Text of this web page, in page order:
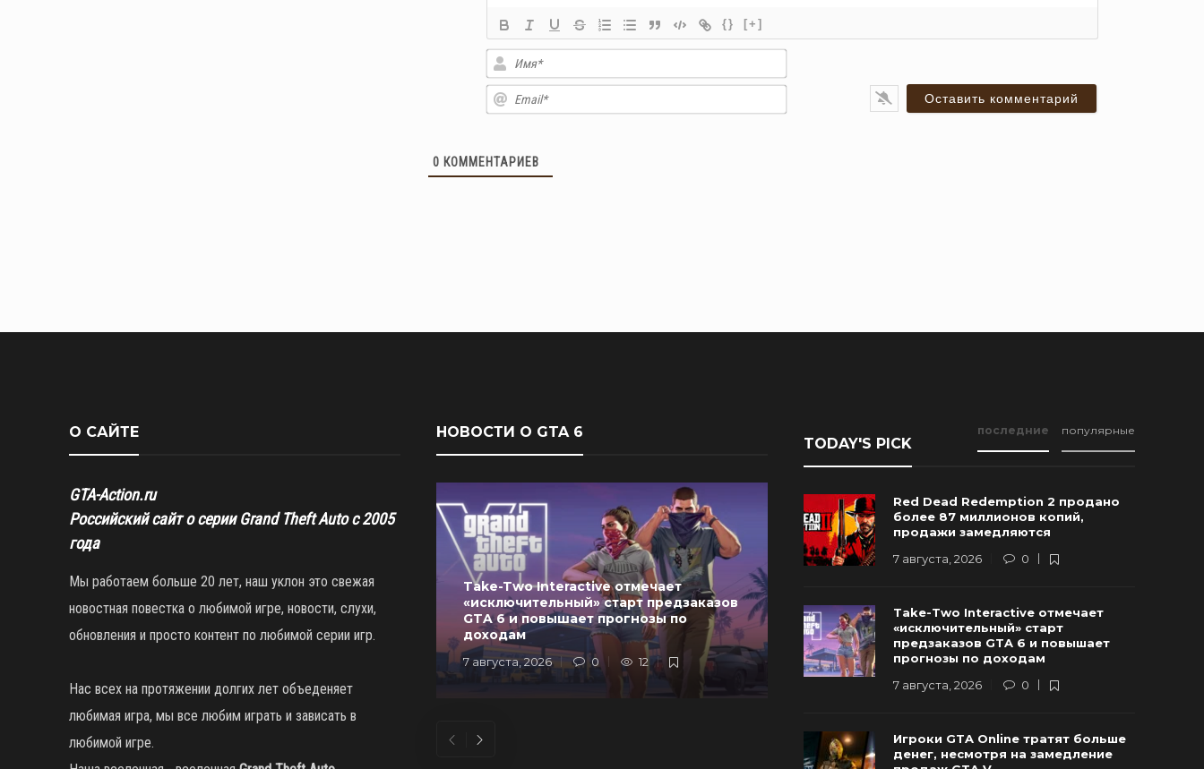
{} [+]
0 КОММЕНТАРИЕВ
О САЙТЕ
GTA-Action.ru
Российский сайт о серии Grand Theft Auto с 2005
года
Мы работаем больше 20 лет, наш уклон это свежая
новостная повестка о любимой игре, новости, слухи,
обновления и просто контент по любимой серии игр.
Нас всех на протяжении долгих лет объеденяет
любимая игра, мы все любим играть и зависать в
любимой игре.
НОВОСТИ О GTA 6
Take-Two Interactive отмечает
«исключительный» старт предзаказов
GTA 6 и повышает прогнозы по
доходам
7 августа, 2026 0 12
Новые Арт-Работы GTA 6
Опубликованы Перед Выходом
Трейлера №3
6 августа, 2026 0 84
TODAY'S PICK
последние популярные
Red Dead Redemption 2 продано
более 87 миллионов копий,
продажи замедляются
7 августа, 2026
0
Take-Two Interactive отмечает
«исключительный» старт
предзаказов GTA 6 и повышает
прогнозы по доходам
7 августа, 2026
0
Игроки GTA Online тратят больше
денег, несмотря на замедление